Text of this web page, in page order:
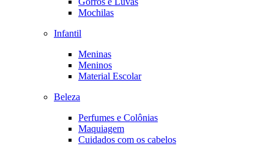
Mochilas
Infantil
Meninas
Meninos
Material Escolar
Beleza
Perfumes e Colônias
Maquiagem
Cuidados com os cabelos